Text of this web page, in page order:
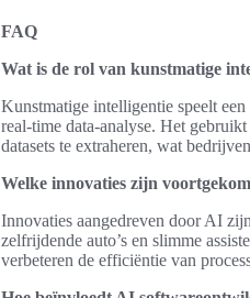
FAQ
Wat is de rol van kunstmatige
Kunstmatige intelligentie speelt
real-time data-analyse. Het
datasets te extraheren, wat
Welke innovaties zijn
Innovaties aangedreven door AI
zelfrijdende auto’s en slimme
verbeteren de efficiëntie van